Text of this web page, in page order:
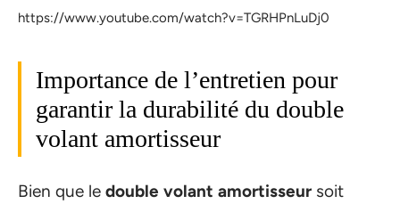
https://www.youtube.com/watch?v=TGRHPnLuDj0
Importance de l’entretien pour
garantir la durabilité du double
volant amortisseur
Bien que le double volant amortisseur soit